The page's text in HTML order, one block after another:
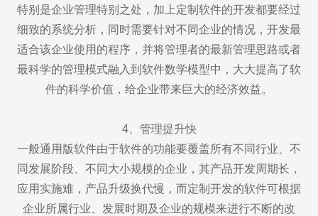
特别是企业管理特别之处，加上定制软件的开发都要经过
细致的系统分析，同时需要针对不同企业的情况，开发最
适合该企业使用的程序，并将管理者的最新管理思路或者
最科学的管理模式融入到软件数学模型中，大大提高了软
件的科学价值，给企业带来巨大的经济效益。
4、管理提升快
一般通用版软件由于软件的功能要覆盖所有不同行业、不
同发展阶段、不同大小规模的企业，其产品开发周期长，
应用实施难，产品升级换代慢，而定制开发的软件可根据
企业所属行业、发展时期及企业的规模来进行不断的改